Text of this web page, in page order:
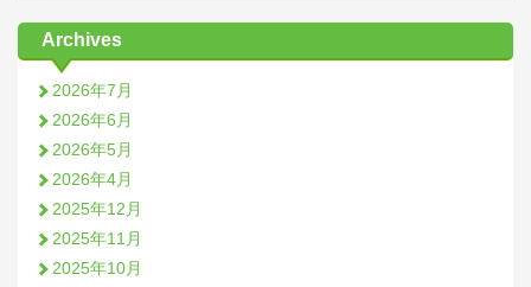
Archives
2026年7月
2026年6月
2026年5月
2026年4月
2025年12月
2025年11月
2025年10月